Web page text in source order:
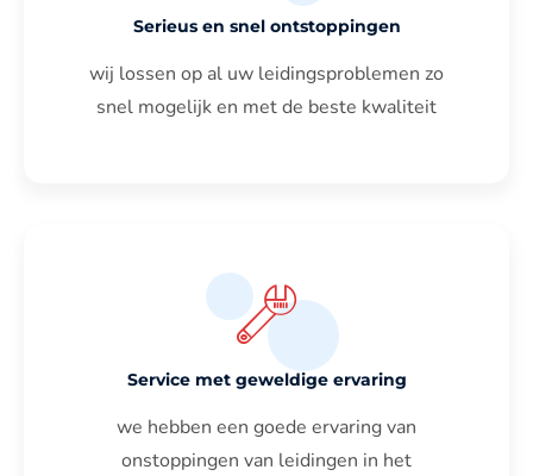
Serieus en snel ontstoppingen
wij lossen op al uw leidingsproblemen zo
snel mogelijk en met de beste kwaliteit
Service met geweldige ervaring
we hebben een goede ervaring van
onstoppingen van leidingen in het